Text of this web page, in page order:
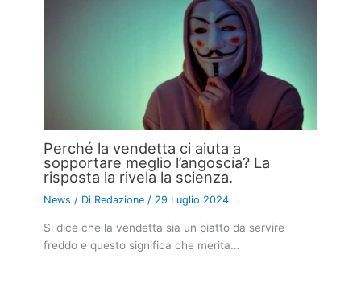
Perché la vendetta ci aiuta a
sopportare meglio l’angoscia? La
risposta la rivela la scienza.
News / Di Redazione / 29 Luglio 2024
Si dice che la vendetta sia un piatto da servire
freddo e questo significa che merita…